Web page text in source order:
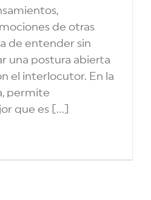
de otras
de entender sin
una postura abierta
el interlocutor. En la
permite
que es [...]